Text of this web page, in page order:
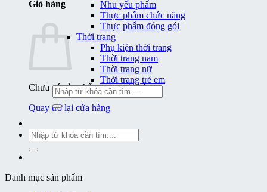
Giỏ hàng
Chưa có sản phẩm trong giỏ hàng.
Quay trở lại cửa hàng
Nhu yếu phẩm
Thực phẩm chức năng
Thực phẩm đóng gói
Thời trang
Phụ kiện thời trang
Thời trang nam
Thời trang nữ
Thời trang trẻ em
Tìm
kiếm:
Tìm
kiếm:
Danh mục sản phẩm